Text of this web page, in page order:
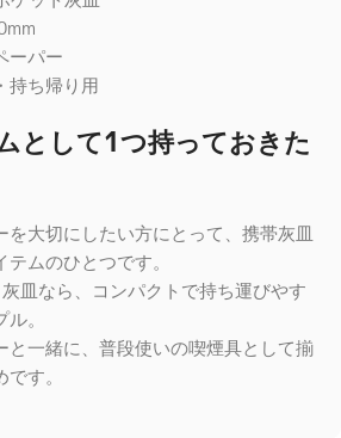
ーパー
持ち帰り用
として1つ持っておきた
大切にしたい方にとって、携帯灰皿
ムのひとつです。
皿なら、コンパクトで持ち運びやす
。
と一緒に、普段使いの喫煙具として揃
す。